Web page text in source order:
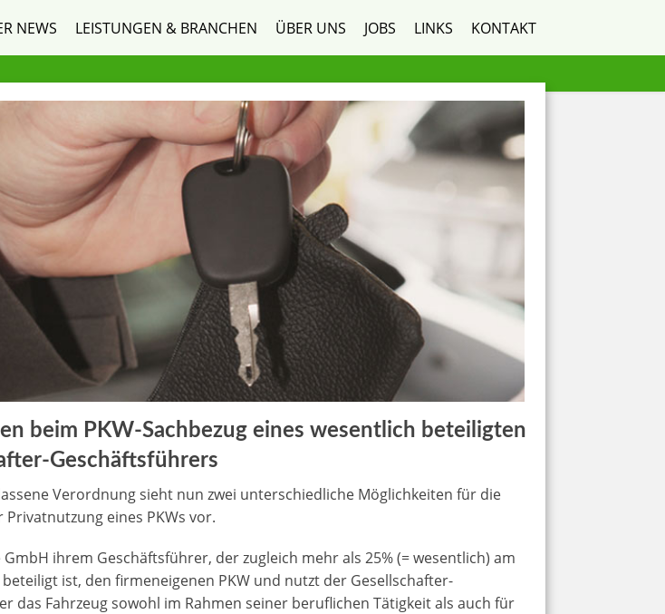
NEWS LEISTUNGEN & BRANCHEN ÜBER UNS JOBS LINKS KONTAKT
beim PKW-Sachbezug eines wesentlich beteiligten
Geschäftsführers
Verordnung sieht nun zwei unterschiedliche Möglichkeiten für die
Privatnutzung eines PKWs vor.
ihrem Geschäftsführer, der zugleich mehr als 25% (= wesentlich) am
ist, den firmeneigenen PKW und nutzt der Gesellschafter-
das Fahrzeug sowohl im Rahmen seiner beruflichen Tätigkeit als auch für